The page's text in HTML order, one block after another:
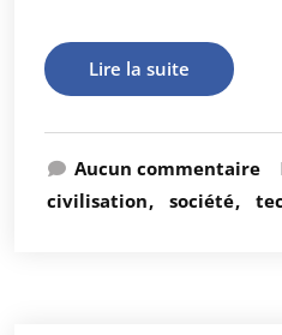
Lire la suite
Aucun commentaire
civilisation
société